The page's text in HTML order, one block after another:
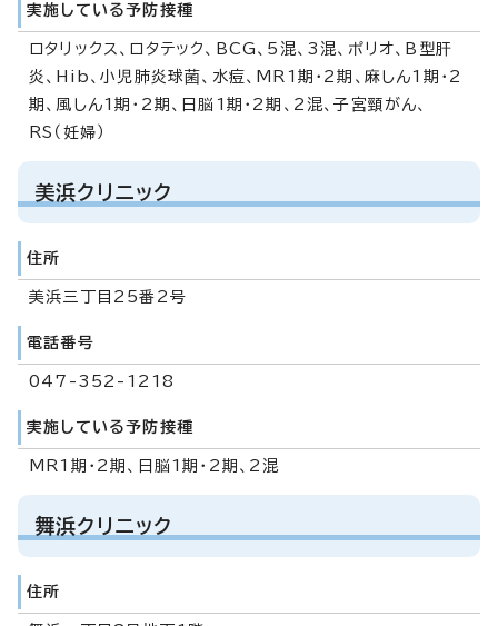
実施している予防接種
ロタリックス、ロタテック、BCG、5混、3混、ポリオ、B型肝
炎、Hib、小児肺炎球菌、水痘、MR1期・2期、麻しん1期・2
期、風しん1期・2期、日脳1期・2期、2混、子宮頸がん、
RS（妊婦）
美浜クリニック
住所
美浜三丁目25番2号
電話番号
047-352-1218
実施している予防接種
MR1期・2期、日脳1期・2期、2混
舞浜クリニック
住所